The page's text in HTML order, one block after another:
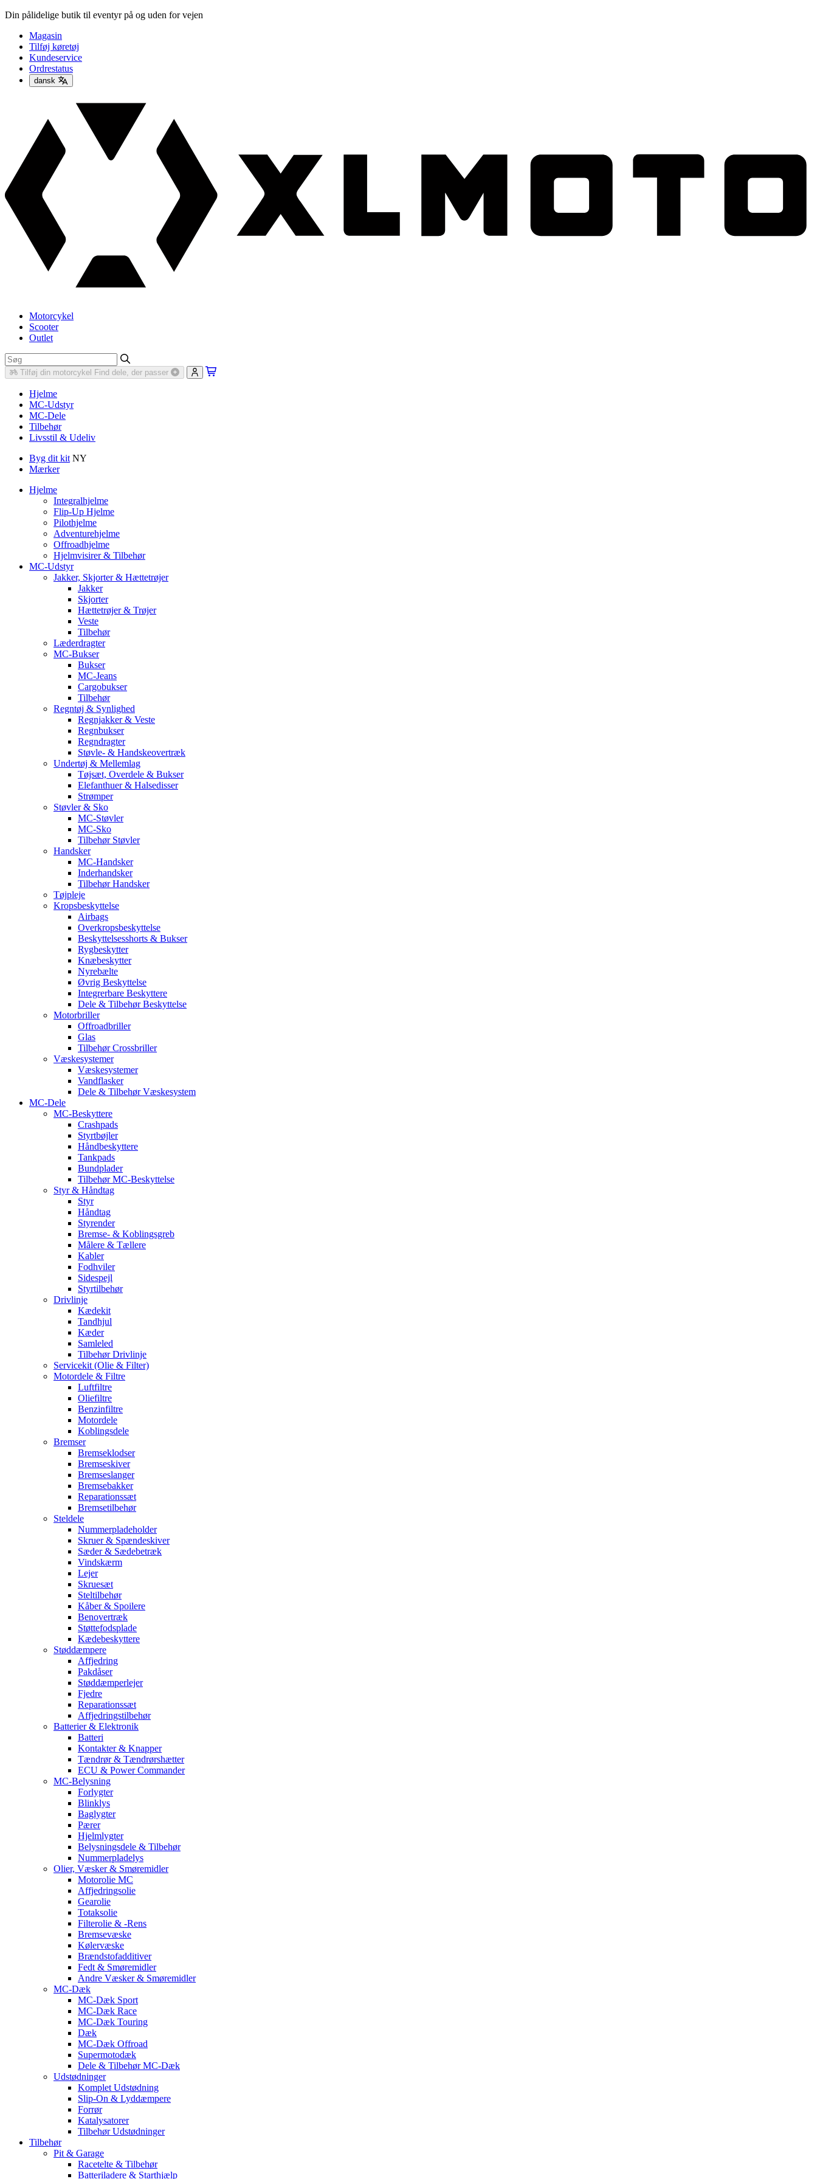
Din pålidelige butik til eventyr på og uden for vejen
Magasin
Tilføj køretøj
Kundeservice
Ordrestatus
dansk
Motorcykel
Scooter
Outlet
Tilføj din motorcykel Find dele, der passer
Hjelme
MC-Udstyr
MC-Dele
Tilbehør
Livsstil & Udeliv
Byg dit kit NY
Mærker
Hjelme
Integralhjelme
Flip-Up Hjelme
Pilothjelme
Adventurehjelme
Offroadhjelme
Hjelmvisirer & Tilbehør
MC-Udstyr
Jakker, Skjorter & Hættetrøjer
Jakker
Skjorter
Hættetrøjer & Trøjer
Veste
Tilbehør
Læderdragter
MC-Bukser
Bukser
MC-Jeans
Cargobukser
Tilbehør
Regntøj & Synlighed
Regnjakker & Veste
Regnbukser
Regndragter
Støvle- & Handskeovertræk
Undertøj & Mellemlag
Tøjsæt, Overdele & Bukser
Elefanthuer & Halsedisser
Strømper
Støvler & Sko
MC-Støvler
MC-Sko
Tilbehør Støvler
Handsker
MC-Handsker
Inderhandsker
Tilbehør Handsker
Tøjpleje
Kropsbeskyttelse
Airbags
Overkropsbeskyttelse
Beskyttelsesshorts & Bukser
Rygbeskytter
Knæbeskytter
Nyrebælte
Øvrig Beskyttelse
Integrerbare Beskyttere
Dele & Tilbehør Beskyttelse
Motorbriller
Offroadbriller
Glas
Tilbehør Crossbriller
Væskesystemer
Væskesystemer
Vandflasker
Dele & Tilbehør Væskesystem
MC-Dele
MC-Beskyttere
Crashpads
Styrtbøjler
Håndbeskyttere
Tankpads
Bundplader
Tilbehør MC-Beskyttelse
Styr & Håndtag
Styr
Håndtag
Styrender
Bremse- & Koblingsgreb
Målere & Tællere
Kabler
Fodhviler
Sidespejl
Styrtilbehør
Drivlinje
Kædekit
Tandhjul
Kæder
Samleled
Tilbehør Drivlinje
Servicekit (Olie & Filter)
Motordele & Filtre
Luftfiltre
Oliefiltre
Benzinfiltre
Motordele
Koblingsdele
Bremser
Bremseklodser
Bremseskiver
Bremseslanger
Bremsebakker
Reparationssæt
Bremsetilbehør
Steldele
Nummerpladeholder
Skruer & Spændeskiver
Sæder & Sædebetræk
Vindskærm
Lejer
Skruesæt
Steltilbehør
Kåber & Spoilere
Benovertræk
Støttefodsplade
Kædebeskyttere
Støddæmpere
Affjedring
Pakdåser
Støddæmperlejer
Fjedre
Reparationssæt
Affjedringstilbehør
Batterier & Elektronik
Batteri
Kontakter & Knapper
Tændrør & Tændrørshætter
ECU & Power Commander
MC-Belysning
Forlygter
Blinklys
Baglygter
Pærer
Hjelmlygter
Belysningsdele & Tilbehør
Nummerpladelys
Olier, Væsker & Smøremidler
Motorolie MC
Affjedringsolie
Gearolie
Totaksolie
Filterolie & -Rens
Bremsevæske
Kølervæske
Brændstofadditiver
Fedt & Smøremidler
Andre Væsker & Smøremidler
MC-Dæk
MC-Dæk Sport
MC-Dæk Race
MC-Dæk Touring
Dæk
MC-Dæk Offroad
Supermotodæk
Dele & Tilbehør MC-Dæk
Udstødninger
Komplet Udstødning
Slip-On & Lyddæmpere
Forrør
Katalysatorer
Tilbehør Udstødninger
Tilbehør
Pit & Garage
Racetelte & Tilbehør
Batteriladere & Starthjælp